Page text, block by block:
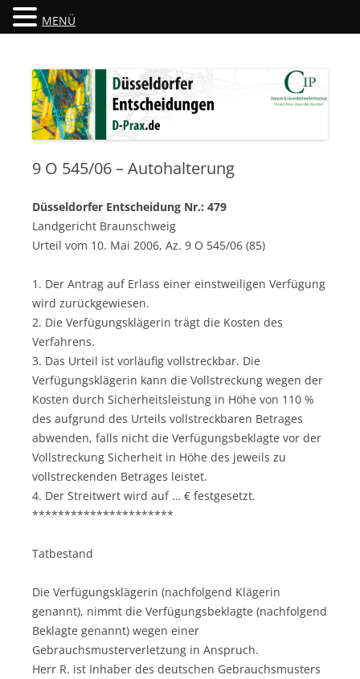
Düsseldorfer Entscheidungen
9 O 545/06 – Autohalterung
Düsseldorfer Entscheidung Nr.: 479
Landgericht Braunschweig
Urteil vom 10. Mai 2006, Az. 9 O 545/06 (85)
1. Der Antrag auf Erlass einer einstweiligen Verfügung
wird zurückgewiesen.
2. Die Verfügungsklägerin trägt die Kosten des
Verfahrens.
3. Das Urteil ist vorläufig vollstreckbar. Die
Verfügungsklägerin kann die Vollstreckung wegen der
Kosten durch Sicherheitsleistung in Höhe von 110 %
des aufgrund des Urteils vollstreckbaren Betrages
abwenden, falls nicht die Verfügungsbeklagte vor der
Vollstreckung Sicherheit in Höhe des jeweils zu
vollstreckenden Betrages leistet.
4. Der Streitwert wird auf … € festgesetzt.
**********************
Tatbestand
Die Verfügungsklägerin (nachfolgend Klägerin
genannt), nimmt die Verfügungsbeklagte (nachfolgend
Beklagte genannt) wegen einer
Gebrauchsmusterverletzung in Anspruch.
Herr R. ist Inhaber des deutschen Gebrauchsmusters
MENÜ